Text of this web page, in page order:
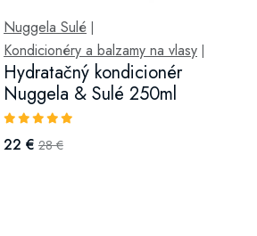
Nuggela Sulé|
Kondicionéry a balzamy na vlasy|
Hydratačný kondicionér
Nuggela & Sulé 250ml
22 € 28 €